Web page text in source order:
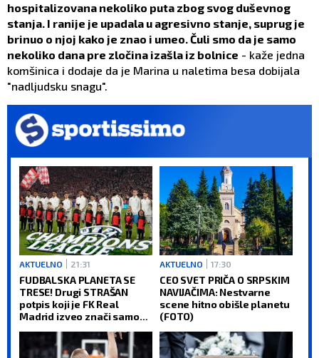
hospitalizovana nekoliko puta zbog svog duševnog
stanja. I ranije je upadala u agresivno stanje, suprug je
brinuo o njoj kako je znao i umeo. Čuli smo da je samo
nekoliko dana pre zločina izašla iz bolnice - kaže jedna
komšinica i dodaje da je Marina u naletima besa dobijala
"nadljudsku snagu".
AKTUELNO 21:31
FUDBALSKA PLANETA SE
TRESE! Drugi STRAŠAN
potpis koji je FK Real
Madrid izveo znači samo
šampiona je obaveza!
AKTUELNO 17:30
CEO SVET PRIČA O SRPSKIM
NAVIJAČIMA: Nestvarne
scene hitno obišle planetu
(FOTO)